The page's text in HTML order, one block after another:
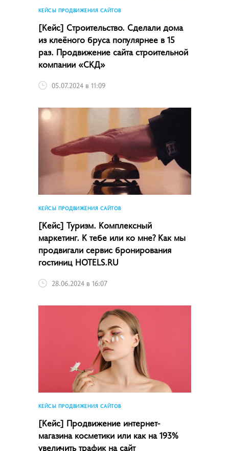
КЕЙСЫ ПРОДВИЖЕНИЯ САЙТОВ
[Кейс] Строительство. Сделали дома
из клеёного бруса популярнее в 15
раз. Продвижение сайта строительной
компании «СКД»
05.07.2024 в 11:09
КЕЙСЫ ПРОДВИЖЕНИЯ САЙТОВ
[Кейс] Туризм. Комплексный
маркетинг. К тебе или ко мне? Как мы
продвигали сервис бронирования
гостиниц HOTELS.RU
28.06.2024 в 16:07
КЕЙСЫ ПРОДВИЖЕНИЯ САЙТОВ
[Кейс] Продвижение интернет-
магазина косметики или как на 193%
увеличить трафик на сайт